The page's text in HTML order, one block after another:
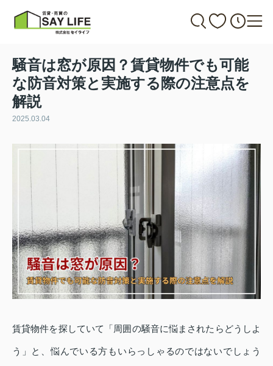
騒音は窓が原因？賃貸物件でも可能
な防音対策と実施する際の注意点を
解説
2025.03.04
賃貸物件を探していて「周囲の騒音に悩まされたらどうしよ
う」と、悩んでいる方もいらっしゃるのではないでしょう